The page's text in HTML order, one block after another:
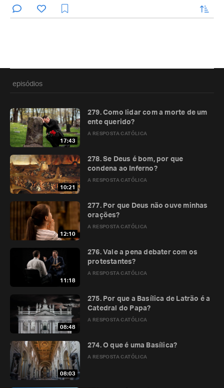
enviar
episódios
17:43
A RESPOSTA CATÓLICA
279. Como lidar com a morte de um
ente querido?
10:21
A RESPOSTA CATÓLICA
278. Se Deus é bom, por que
condena ao Inferno?
12:10
A RESPOSTA CATÓLICA
277. Por que Deus não ouve minhas
orações?
11:18
A RESPOSTA CATÓLICA
276. Vale a pena debater com os
protestantes?
08:48
A RESPOSTA CATÓLICA
275. Por que a Basílica de Latrão é a
Catedral do Papa?
08:03
A RESPOSTA CATÓLICA
274. O que é uma Basílica?